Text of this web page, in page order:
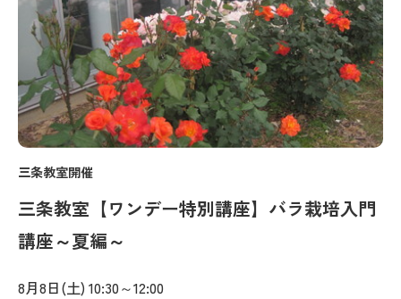
三条教室開催
三条教室【ワンデー特別講座】バラ栽培入門
講座～夏編～
8月8日(土) 10:30～12:00